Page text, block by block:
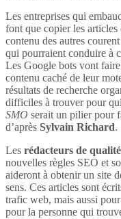
Les entreprises qui
font que copier les
contenu des autres
qui pourraient conduire à
Les Google bots vont
contenu caché de leur
résultats de recherche
difficiles à trouver pour
SMO serait un pilier pour
d’après Sylvain Richard.
Les rédacteurs de
nouvelles règles SEO et
aideront à obtenir un site
sens. Ces articles sont
trafic web, mais aussi
pour la personne qui